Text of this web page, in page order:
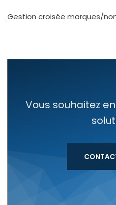
Gestion croi­sée marques/
Vous souhaitez